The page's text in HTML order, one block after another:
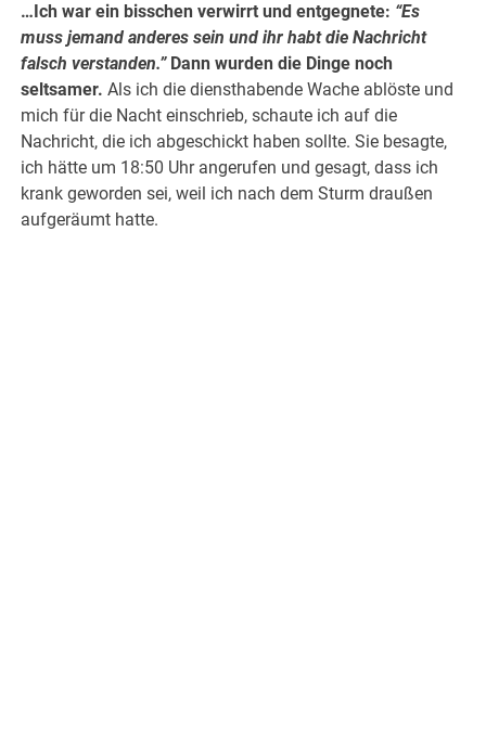
…Ich war ein bisschen verwirrt und entgegnete: “Es
muss jemand anderes sein und ihr habt die Nachricht
falsch verstanden.”Dann wurden die Dinge noch
seltsamer. Als ich die diensthabende Wache ablöste und
mich für die Nacht einschrieb, schaute ich auf die
Nachricht, die ich abgeschickt haben sollte. Sie besagte,
ich hätte um 18:50 Uhr angerufen und gesagt, dass ich
krank geworden sei, weil ich nach dem Sturm draußen
aufgeräumt hatte.